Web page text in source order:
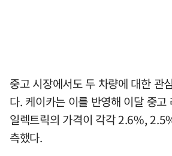
중고 시장에서도 두 차량에 대한 관
다. 케이카는 이를 반영해 이달 중고
일렉트릭의 가격이 각각 2.6%,
측했다.